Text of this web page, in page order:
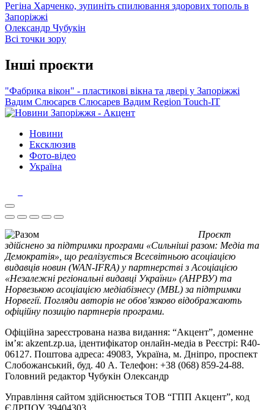
Регіна Харченко, зупиніть спилювання здорових тополь в
Запоріжжі
Олександр Чубукін
Всі точки зору
Інші проєкти
"Фабрика вікон" - пластикові вікна та двері у Запоріжжі
Вадим Слюсарєв Слюсарев Вадим Region Touch-IT
Новини
Ексклюзив
Фото-відео
Україна
Проєкт
здійснено за підтримки програми «Сильніші разом: Медіа та
Демократія», що реалізується Всесвітньою асоціацією
видавців новин (WAN-IFRA) у партнерстві з Асоціацією
«Незалежні регіональні видавці України» (АНРВУ) та
Норвезькою асоціацією медіабізнесу (MBL) за підтримки
Норвегії. Погляди авторів не обов’язково відображають
офіційну позицію партнерів програми.
Офіційна зареєстрована назва видання: “Акцент”, доменне
ім’я: akzent.zp.ua, ідентифікатор онлайн-медіа в Реєстрі: R40-
06127. Поштова адреса: 49083, Україна, м. Дніпро, проспект
Слобожанський, буд. 40 А. Телефон: +38 (068) 859-24-88.
Головний редактор Чубукін Олександр
Управління сайтом здійснюється ТОВ “ГПП Акцент”, код